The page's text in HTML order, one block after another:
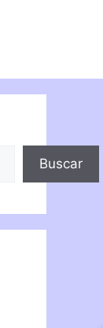
Buscar